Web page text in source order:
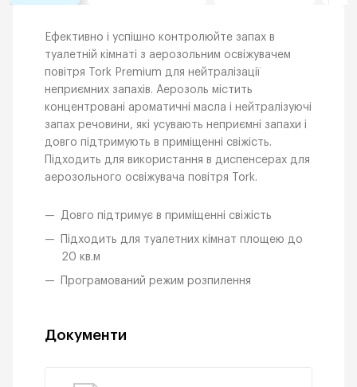
Ефективно і успішно контролюйте запах в
туалетній кімнаті з аерозольним освіжувачем
повітря Tork Premium для нейтралізації
неприємних запахів. Аерозоль містить
концентровані ароматичні масла і нейтралізуючі
запах речовини, які усувають неприємні запахи і
довго підтримують в приміщенні свіжість.
Підходить для використання в диспенсерах для
аерозольного освіжувача повітря Tork.
Довго підтримує в приміщенні свіжість
Підходить для туалетних кімнат площею до
20 кв.м
Програмований режим розпилення
Документи